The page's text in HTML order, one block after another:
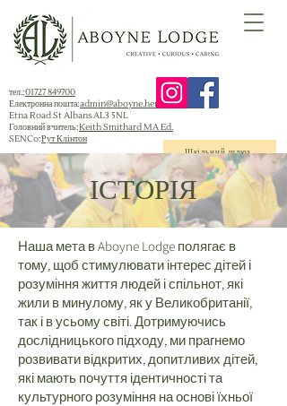
тел.:01727 849700
Електронна пошта:admin@aboyne.herts.sch.uk
Etna Road St Albans AL3 5NL
Головний вчитель:Keith Smithard MA Ed.
SENCo:Рут Клінтон
Шкільний шлюз
ІСТОРІЯ
Наша мета в Aboyne Lodge полягає в
тому, щоб стимулювати інтерес дітей і
розуміння життя людей і спільнот, які
жили в минулому, як у Великобританії,
так і в усьому світі. Дотримуючись
дослідницького підходу, ми прагнемо
розвивати відкритих, допитливих дітей,
які мають почуття ідентичності та
культурного розуміння на основі їхньої